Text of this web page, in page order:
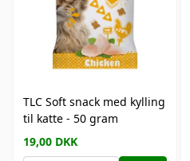
TLC Soft snack med kylling
til katte - 50 gram
19,00 DKK